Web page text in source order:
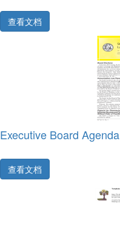
查看文档
Executive Board Agenda
查看文档